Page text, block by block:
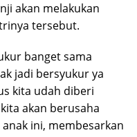
akan melakukan
tersebut.
banget sama
jadi bersyukur ya
kita udah diberi
akan berusaha
ini, membesarkan